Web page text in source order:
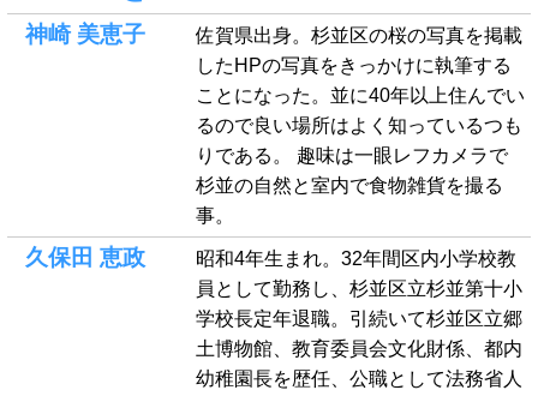
神崎 美恵子
佐賀県出身。杉並区の桜の写真を掲載
したHPの写真をきっかけに執筆する
ことになった。並に40年以上住んでい
るので良い場所はよく知っているつも
りである。 趣味は一眼レフカメラで
杉並の自然と室内で食物雑貨を撮る
事。
久保田 恵政
昭和4年生まれ。32年間区内小学校教
員として勤務し、杉並区立杉並第十小
学校長定年退職。引続いて杉並区立郷
土博物館、教育委員会文化財係、都内
幼稚園長を歴任、公職として法務省人